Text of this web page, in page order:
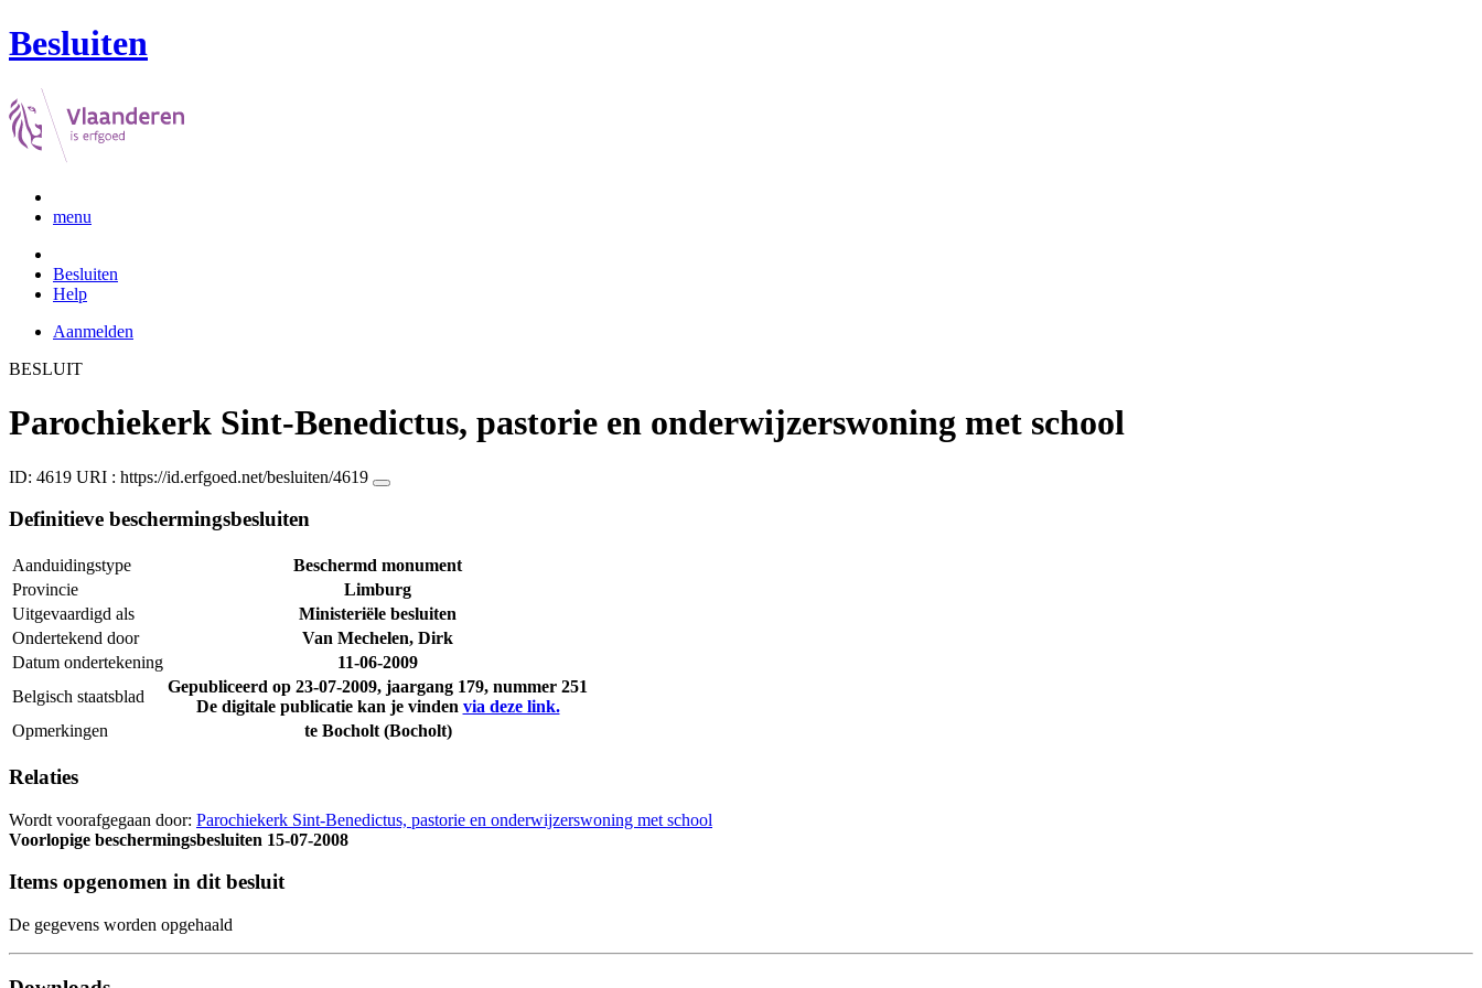
Besluiten
menu
Besluiten
Help
Aanmelden
BESLUIT
Parochiekerk Sint-Benedictus, pastorie en onderwijzerswoning met school
ID: 4619 URI : https://id.erfgoed.net/besluiten/4619
Definitieve beschermingsbesluiten
Aanduidingstype
Beschermd monument
Provincie
Limburg
Uitgevaardigd als
Ministeriële besluiten
Ondertekend door
Van Mechelen, Dirk
Datum ondertekening
11-06-2009
Belgisch staatsblad
Gepubliceerd op 23-07-2009, jaargang 179, nummer 251
De digitale publicatie kan je vinden via deze link.
Opmerkingen
te Bocholt (Bocholt)
Relaties
Wordt voorafgegaan door: Parochiekerk Sint-Benedictus, pastorie en onderwijzerswoning met school
Voorlopige beschermingsbesluiten 15-07-2008
Items opgenomen in dit besluit
De gegevens worden opgehaald